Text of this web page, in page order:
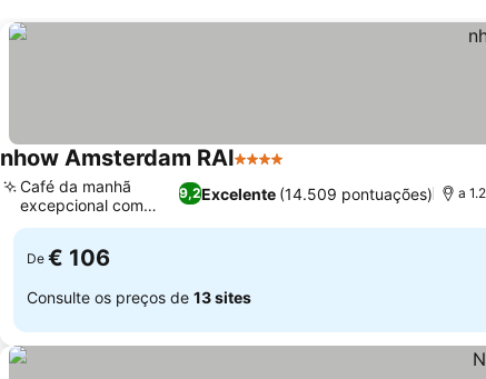
nhow Amsterdam RAI4 Estrelas
9,2Excelente (14.509 pontuações)
Café da manhã
excepcional com
vista
a
De € 106
Consulte os preços de 13 sites